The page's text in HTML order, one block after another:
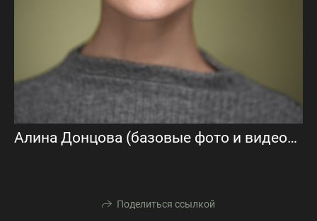
Алина Донцова (базовые фото и видеовизитка)
Поделиться ссылкой